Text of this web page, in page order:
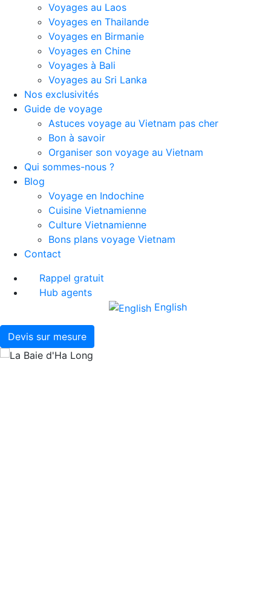
Voyages au Laos
Voyages en Thailande
Voyages en Birmanie
Voyages en Chine
Voyages à Bali
Voyages au Sri Lanka
Nos exclusivités
Guide de voyage
Astuces voyage au Vietnam pas cher
Bon à savoir
Organiser son voyage au Vietnam
Qui sommes-nous ?
Blog
Voyage en Indochine
Cuisine Vietnamienne
Culture Vietnamienne
Bons plans voyage Vietnam
Contact
Rappel gratuit
Hub agents
English
Devis sur mesure